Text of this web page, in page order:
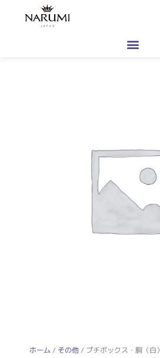
ホーム / その他/ プチボックス・胴（白）